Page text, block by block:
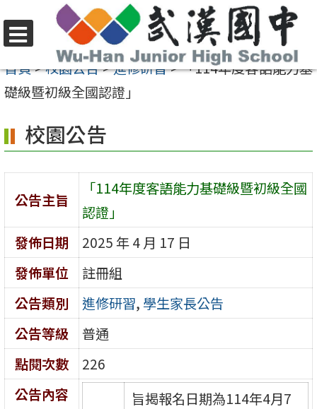
至
要
容
區
選
單
首頁>校園公告>進修研習>「114年度客語能力基
礎級暨初級全國認證」
校園公告
公告主旨
「114年度客語能力基礎級暨初級全國
認證」
發佈日期
2025 年 4 月 17 日
發佈單位
註冊組
公告類別
進修研習, 學生家長公告
公告等級
普通
點閱次數
226
公告內容
旨揭報名日期為114年4月7